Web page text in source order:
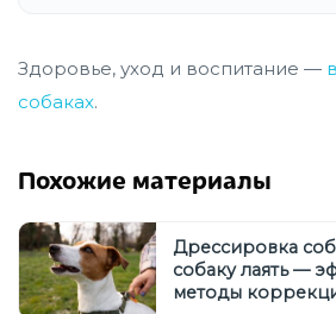
Здоровье, уход и воспитание —
собаках.
Похожие материалы
Дрессировка
собаку лаять —
методы